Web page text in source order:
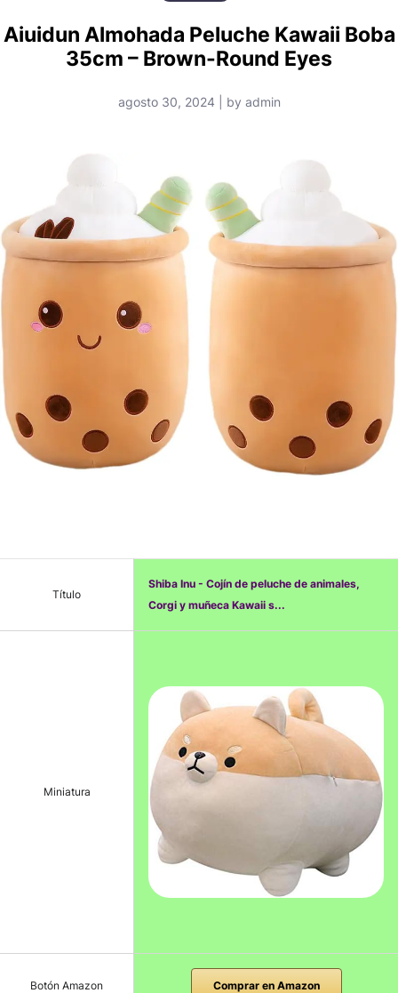
Aiuidun Almohada Peluche Kawaii Boba
35cm – Brown-Round Eyes
agosto 30, 2024 | by admin
Título
Shiba Inu - Cojín de peluche de animales,
Corgi y muñeca Kawaii s...
Miniatura
Botón Amazon Comprar en Amazon